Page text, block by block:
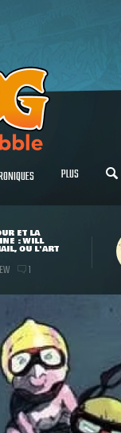
PLUS
ET LA
: WILL
OU L'ART
1